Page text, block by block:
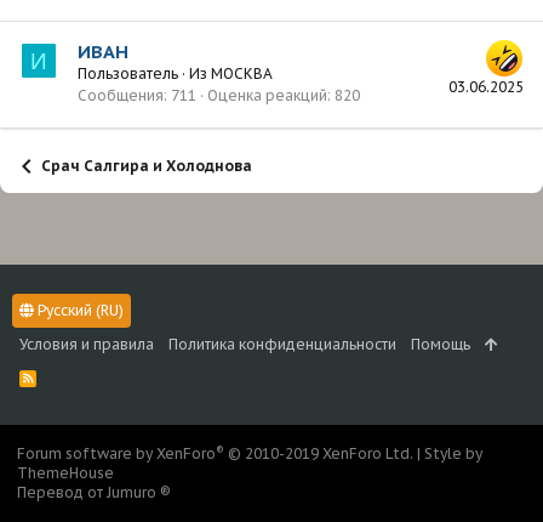
И
03.06.2025
ИВАН
Пользователь · Из МОСКВА
Сообщения 711 Оценка реакций 820
Срач Салгира и Холоднова
Русский (RU)
Условия и правила
Политика конфиденциальности Помощь
R
S
Forum software by XenForo® © 2010-2019 XenForo Ltd. | Style by
ThemeHouse
Перевод от Jumuro ®